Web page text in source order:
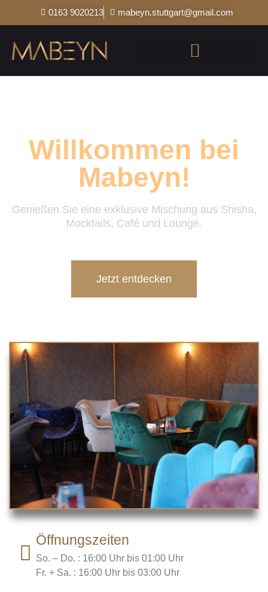
0163 9020213 mabeyn.stuttgart@gmail.com
Willkommen bei
Mabeyn!
Genießen Sie eine exklusive Mischung aus Shisha,
Mocktails, Café und Lounge.
Jetzt entdecken
Öffnungszeiten
So. – Do. : 16:00 Uhr bis 01:00 Uhr
Fr. + Sa. : 16:00 Uhr bis 03:00 Uhr